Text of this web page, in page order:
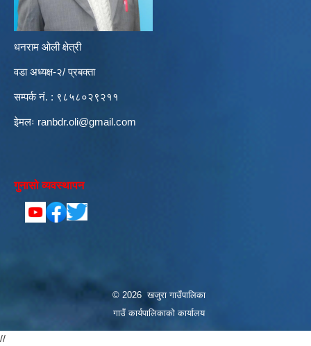
धनराम ओली क्षेत्री
वडा अध्यक्ष-२/ प्रबक्ता
सम्पर्क नं. : ९८५८०२९२११
इेमलः ranbdr.oli@gmail.com
गुनासो व्यवस्थापन
© 2026 खजुरा गाउँपालिका
गाउँ कार्यपालिकाको कार्यालय
//